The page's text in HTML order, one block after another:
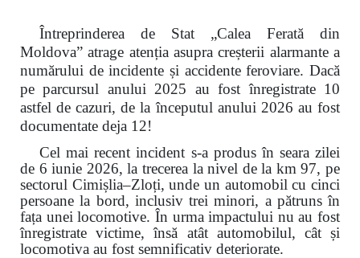
Întreprinderea de Stat „Calea Ferată din
Moldova” atrage atenția asupra creșterii alarmante a
numărului de incidente și accidente feroviare. Dacă
pe parcursul anului 2025 au fost înregistrate 10
astfel de cazuri, de la începutul anului 2026 au fost
documentate deja 12!
Cel mai recent incident s-a produs în seara zilei
de 6 iunie 2026, la trecerea la nivel de la km 97, pe
sectorul Cimișlia–Zloți, unde un automobil cu cinci
persoane la bord, inclusiv trei minori, a pătruns în
fața unei locomotive. În urma impactului nu au fost
înregistrate victime, însă atât automobilul, cât și
locomotiva au fost semnificativ deteriorate.